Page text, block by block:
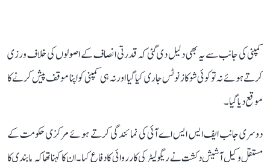
کمپنی کی جانب سے یہ بھی دلیل دی گئی کہ قدرتی انصاف کے اصولوں کی خلاف ورزی
کرتے ہوئے نہ تو کوئی شوکاز نوٹس جاری کیا گیا اور نہ ہی کمپنی کو اپنا موقف پیش کرنے کا
موقع دیا گیا۔
دوسری جانب ایف ایس ایس اے آئی کی نمائندگی کرتے ہوئے مرکزی حکومت کے
مستقل وکیل آشیش دکشت نے ریگولیٹر کی کارروائی کا دفاع کیا۔ ان کا کہنا تھا کہ پابندی کا